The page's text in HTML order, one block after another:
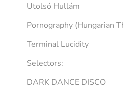
Utolsó Hullám
Pornography (Hungarian
Terminal Lucidity
Selectors:
DARK DANCE DISCO